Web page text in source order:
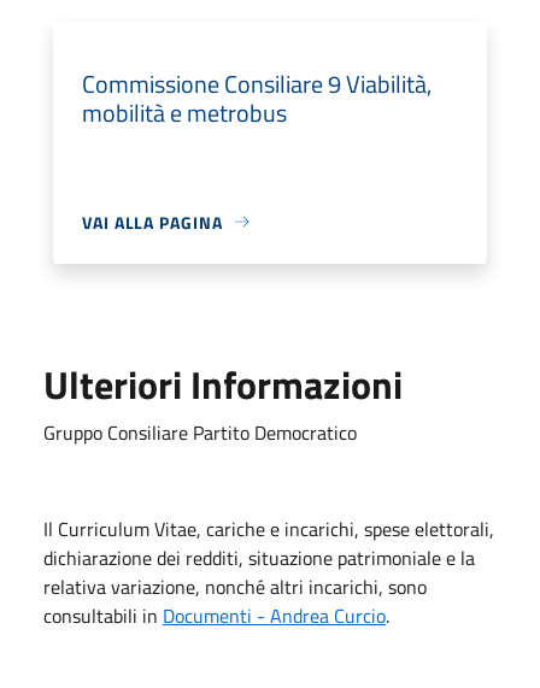
Commissione Consiliare 9 Viabilità,
mobilità e metrobus
VAI ALLA PAGINA
Ulteriori Informazioni
Gruppo Consiliare Partito Democratico
Il Curriculum Vitae, cariche e incarichi, spese elettorali,
dichiarazione dei redditi, situazione patrimoniale e la
relativa variazione, nonché altri incarichi, sono
consultabili in Documenti - Andrea Curcio.